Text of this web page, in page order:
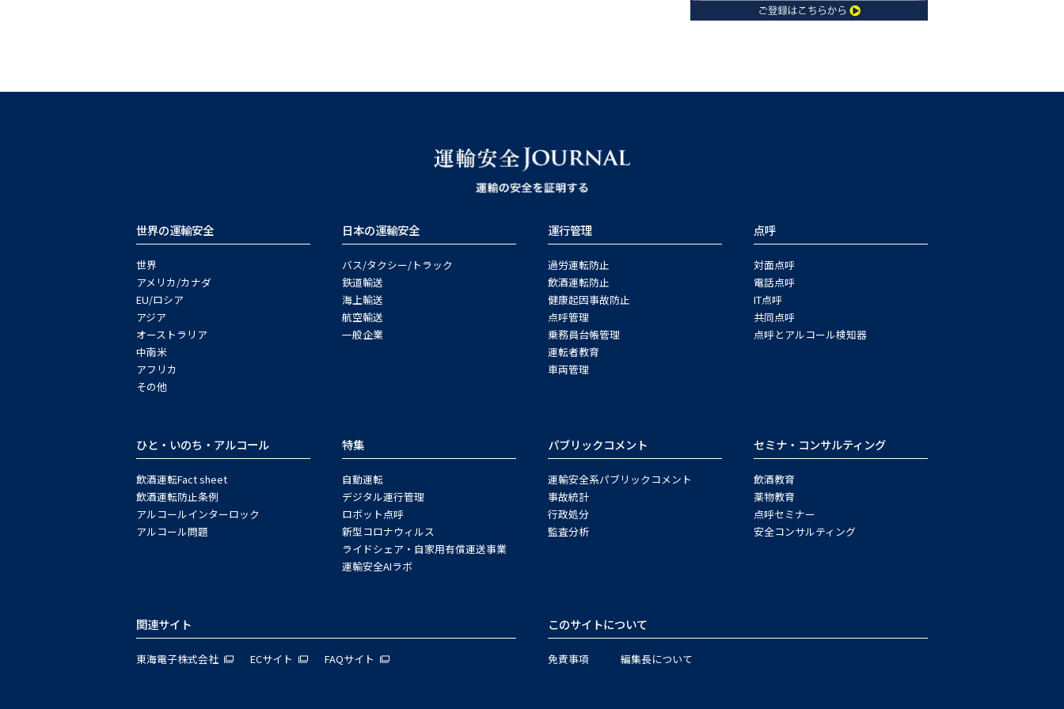
世界の運輸安全
世界
アメリカ/カナダ
EU/ロシア
アジア
オーストラリア
中南米
アフリカ
その他
日本の運輸安全
バス/タクシー/トラック
鉄道輸送
海上輸送
航空輸送
一般企業
運行管理
過労運転防止
飲酒運転防止
健康起因事故防止
点呼管理
乗務員台帳管理
運転者教育
車両管理
点呼
対面点呼
電話点呼
IT点呼
共同点呼
点呼とアルコール検知器
ひと・いのち・アルコール
飲酒運転Fact sheet
飲酒運転防止条例
アルコールインターロック
アルコール問題
特集
自動運転
デジタル運行管理
ロボット点呼
新型コロナウィルス
ライドシェア・自家用有償運送事業
運輸安全AIラボ
パブリックコメント
運輸安全系パブリックコメント
事故統計
行政処分
監査分析
セミナ・コンサルティング
飲酒教育
薬物教育
点呼セミナー
安全コンサルティング
関連サイト
東海電子株式会社 ECサイト FAQサイト
このサイトについて
免責事項 編集長について